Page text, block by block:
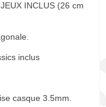
INCLUS (26 cm
inclus
casque 3.5mm.